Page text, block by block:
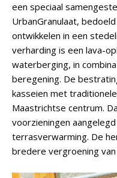
een speciaal
UrbanGranulaat,
ontwikkelen in een
verharding is een lava-
waterberging, in
beregening. De
kasseien met
Maastrichtse centrum.
voorzieningen
terrasverwarming. De
bredere vergroening